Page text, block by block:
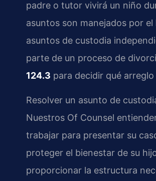
padre o tutor vivirá un niño
asuntos son manejados por el
asuntos de custodia
parte de un proceso de
124.3 para decidir qué
Resolver un asunto de
Nuestros Of Counsel
trabajar para presentar su
proteger el bienestar de su
proporcionar la estructura